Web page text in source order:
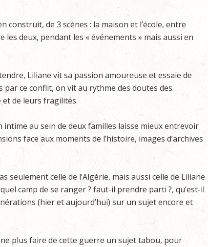
de 3 scènes : la maison et l’école, entre
deux, pendant les « événements » mais aussi en
Liliane vit sa passion amoureuse et essaie de
ce conflit, on vit au rythme des doutes des
de leurs fragilités.
intime au sein de deux familles laisse mieux entrevoir
face aux moments de l’histoire, images d’archives
seulement celle de l’Algérie, mais aussi celle de Liliane
camp de se ranger ? faut-il prendre parti ?, qu’est-il
(hier et aujourd’hui) sur un sujet encore et
plus faire de cette guerre un sujet tabou, pour